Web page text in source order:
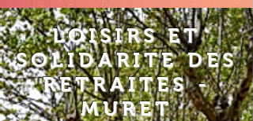
LOISIRS ET
SOLIDARITE DES
RETRAITES -
MURET